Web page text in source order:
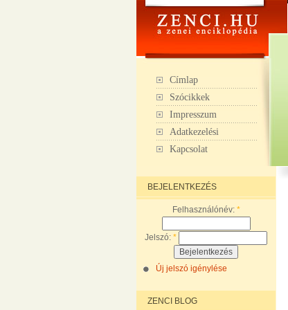
Címlap
Szócikkek
Impresszum
Adatkezelési
Kapcsolat
BEJELENTKEZÉS
Felhasználónév: *
Jelszó: *
Új jelszó igénylése
ZENCI BLOG